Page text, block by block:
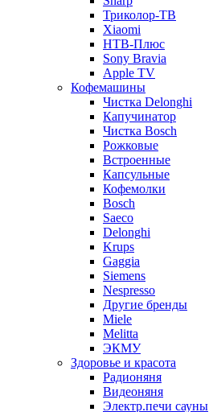
Триколор-ТВ
Xiaomi
НТВ-Плюс
Sony Bravia
Apple TV
Кофемашины
Чистка Delonghi
Капучинатор
Чистка Bosch
Рожковые
Встроенные
Капсульные
Кофемолки
Bosch
Saeco
Delonghi
Krups
Gaggia
Siemens
Nespresso
Другие бренды
Miele
Melitta
ЭКМУ
Здоровье и красота
Радионяня
Видеоняня
Электр.печи сауны